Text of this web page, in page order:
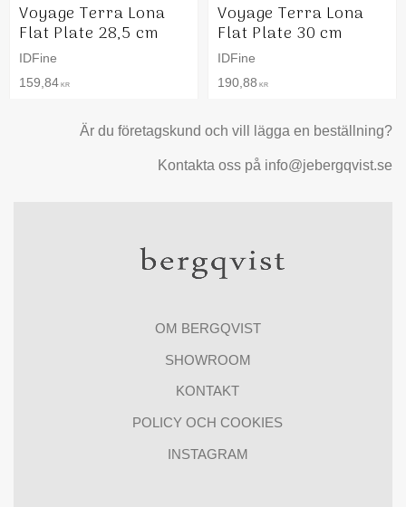
Voyage Terra Lona
Flat Plate 28,5 cm
IDFine
159,84 KR
Voyage Terra Lona
Flat Plate 30 cm
IDFine
190,88 KR
Är du företagskund och vill lägga en beställning?
Kontakta oss på info@jebergqvist.se
OM BERGQVIST
SHOWROOM
KONTAKT
POLICY OCH COOKIES
INSTAGRAM